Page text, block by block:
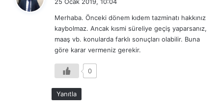
i
k
i
:
Merhaba. Önceki dönem kıdem tazminatı hakkınız
kaybolmaz. Ancak kısmi süreliye geçiş yaparsanız,
maaş vb. konularda farklı sonuçları olabilir. Buna
göre karar vermeniz gerekir.
0
Yanıtla